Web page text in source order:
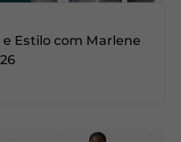
Estilo com Marlene